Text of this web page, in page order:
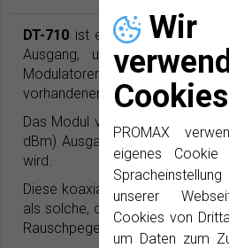
Wir
PROMAX
eigenes
unserer
Cookies von
um Daten zum
DT-710 ist ein Sammelfeld mit
Ausgang, um die HF-
Modulatoren und
vorhandenen DVB-T Kanälen
Das Modul verfügt über einen
dBm) Ausgang, der häufig bei
wird.
Diese koaxiale Verkabelung
als solche, die mit
Rauschpegel niedriger bleibt.